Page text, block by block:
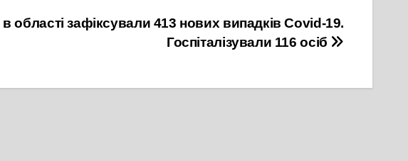
області зафіксували 413 нових випадків Covid-19.
Госпіталізували 116 осіб